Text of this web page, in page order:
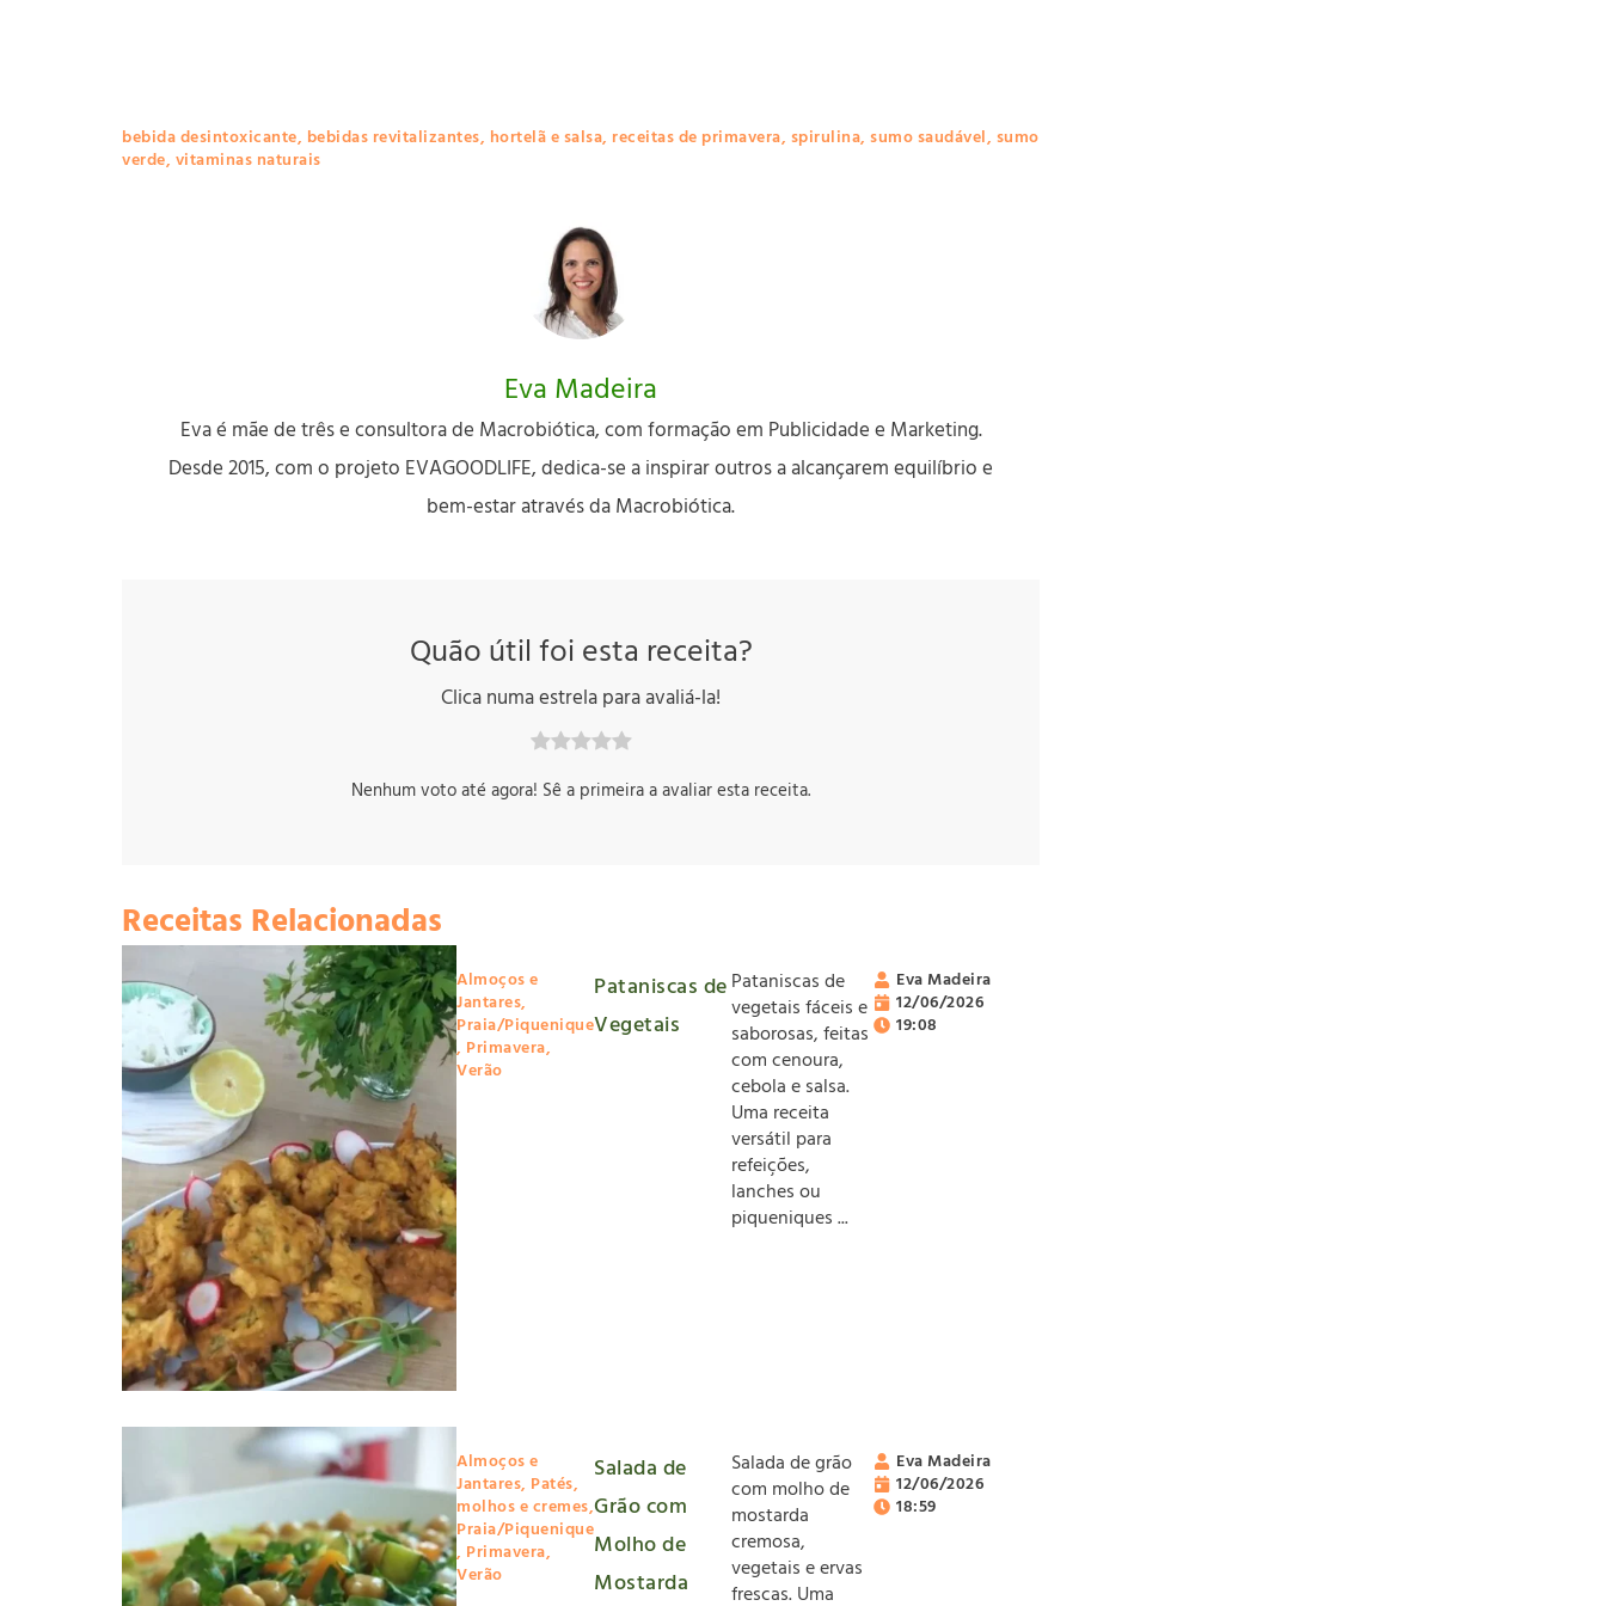
bebida desintoxicante, bebidas revitalizantes, hortelã e salsa, receitas de primavera, spirulina, sumo saudável, sumo
verde, vitaminas naturais
Eva Madeira
Eva é mãe de três e consultora de Macrobiótica, com formação em Publicidade e Marketing.
Desde 2015, com o projeto EVAGOODLIFE, dedica-se a inspirar outros a alcançarem equilíbrio e
bem-estar através da Macrobiótica.
Quão útil foi esta receita?
Clica numa estrela para avaliá-la!
Nenhum voto até agora! Sê a primeira a avaliar esta receita.
Receitas Relacionadas
Almoços e
Jantares,
Praia/Piquenique
, Primavera,
Verão
Pataniscas de
Vegetais
Pataniscas de
vegetais fáceis e
saborosas, feitas
com cenoura,
cebola e salsa.
Uma receita
versátil para
refeições,
lanches ou
piqueniques ...
Eva Madeira
12/06/2026
19:08
Almoços e
Jantares, Patés,
molhos e cremes,
Praia/Piquenique
, Primavera,
Verão
Salada de
Grão com
Molho de
Mostarda
Salada de grão
com molho de
mostarda
cremosa,
vegetais e ervas
frescas. Uma
Eva Madeira
12/06/2026
18:59